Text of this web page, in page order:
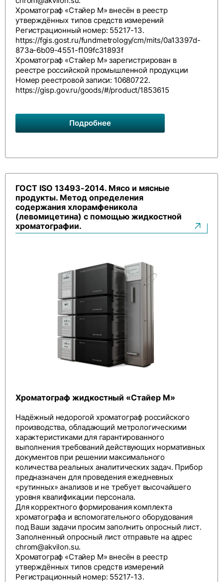
Хроматограф «Стайер М» внесён в реестр
утверждённых типов средств измерений
Регистрационный номер: 55217-13.
https://fgis.gost.ru/fundmetrology/cm/mits/0a13397d-
873a-6b09-4551-f109fc31893f
Хроматограф «Стайер М» зарегистрирован в
реестре российской промышленной продукции
Номер реестровой записи: 10680722.
https://gisp.gov.ru/goods/#/product/1853615
Подробнее
ГОСТ ISO 13493-2014. Мясо и мясные
продукты. Метод определения
содержания хлорамфеникола
(левомицетина) с помощью жидкостной
хроматографии.
Хроматограф жидкостный «Стайер М»
Надёжный недорогой хроматограф российского
производства, обладающий метрологическими
характеристиками для гарантированного
выполнения требований действующих нормативных
документов при решении максимального
количества реальных аналитических задач. Прибор
предназначен для проведения ежедневных
«рутинных» анализов и не требует высочайшего
уровня квалификации персонала.
Для корректного формирования комплекта
хроматографа и вспомогательного оборудования
под Ваши задачи просим заполнить опросный лист.
Заполненный опросный лист отправьте на адрес
chrom@akvilon.su.
Хроматограф «Стайер М» внесён в реестр
утверждённых типов средств измерений
Регистрационный номер: 55217-13.